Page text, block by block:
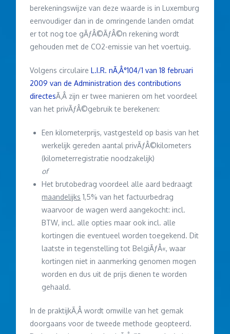
berekeningswijze van deze waarde is in Luxemburg
eenvoudiger dan in de omringende landen omdat
er tot nog toe gÃƒÂ©ÃƒÂ©n rekening wordt
gehouden met de CO2-emissie van het voertuig.
Volgens circulaireL.I.R. nÃ‚Â°104/1 van 18 februari
2009 van de Administration des contributions
directesÃ‚Â zijn er twee manieren om het voordeel
van het privÃƒÂ©gebruik te berekenen:
Een kilometerprijs, vastgesteld op basis van het
werkelijk gereden aantal privÃƒÂ©kilometers
(kilometerregistratie noodzakelijk)
of
Het brutobedrag voordeel alle aard bedraagt
maandelijks 1,5% van het factuurbedrag
waarvoor de wagen werd aangekocht: incl.
BTW, incl. alle opties maar ook incl. alle
kortingen die eventueel worden toegekend. Dit
laatste in tegenstelling tot BelgiÃƒÂ«, waar
kortingen niet in aanmerking genomen mogen
worden en dus uit de prijs dienen te worden
gehaald.
In de praktijkÃ‚Â wordt omwille van het gemak
doorgaans voor de tweede methode geopteerd.